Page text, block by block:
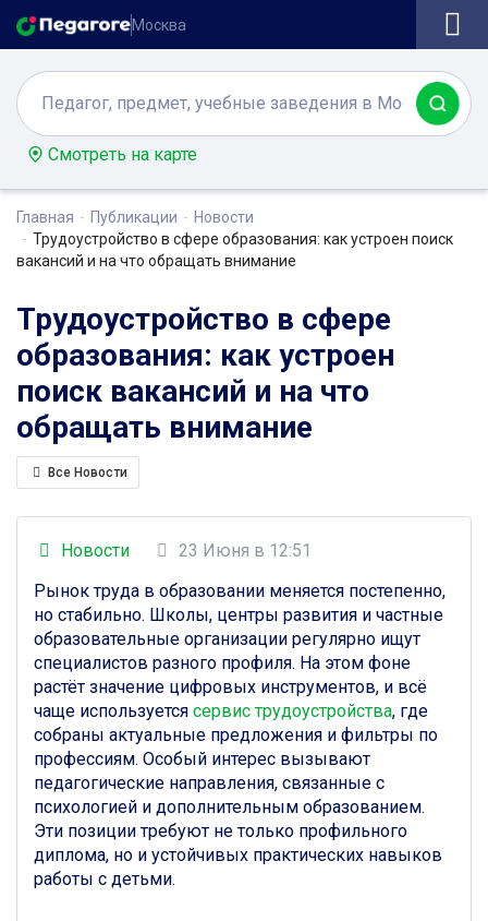
Москва
Смотреть на карте
Главная Публикации
Новости
Трудоустройство в сфере образования: как устроен поиск
вакансий и на что обращать внимание
Трудоустройство в сфере
образования: как устроен
поиск вакансий и на что
обращать внимание
Все Новости
Новости
23 Июня в 12:51
Рынок труда в образовании меняется постепенно,
но стабильно. Школы, центры развития и частные
образовательные организации регулярно ищут
специалистов разного профиля. На этом фоне
растёт значение цифровых инструментов, и всё
чаще используется сервис трудоустройства, где
собраны актуальные предложения и фильтры по
профессиям. Особый интерес вызывают
педагогические направления, связанные с
психологией и дополнительным образованием.
Эти позиции требуют не только профильного
диплома, но и устойчивых практических навыков
работы с детьми.